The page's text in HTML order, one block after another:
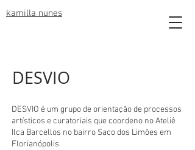
kamilla nunes
DESVIO
DESVIO é um grupo de orientação de processos
artísticos e curatoriais que coordeno no Ateliê
Ilca Barcellos no bairro Saco dos Limões em
Florianópolis.